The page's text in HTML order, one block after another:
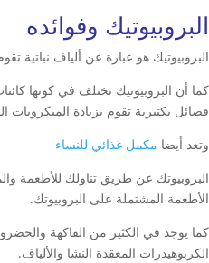
البروبيوتيك وفوائده
البروبيوتيك هو عبارة عن ألياف نباتية
كما أن البروبيوتيك تختلف في كونها
فصائل بكتيرية تقوم بزيادة الميكروبات
وتعد أيضا مكمل غذائي للنساء
البروبيوتك عن طريق تناولك للأطعمة
الأطعمة المشتملة على البروبيوتك.
كما يوجد في الكثير من الفاكهة
الكربوهيدرات المعقدة النشا والألياف.